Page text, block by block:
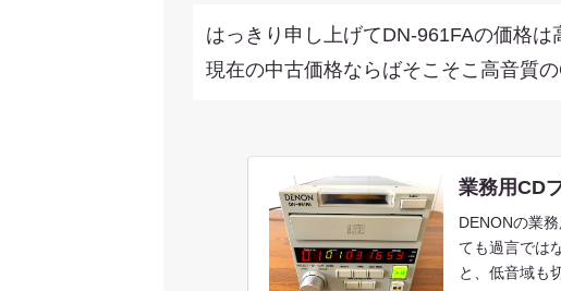
はっきり申し上げてDN-961FAの価格は
現在の中古価格ならばそこそこ高音質
業務用CD
DENONの業
ても過言では
と、低音域も